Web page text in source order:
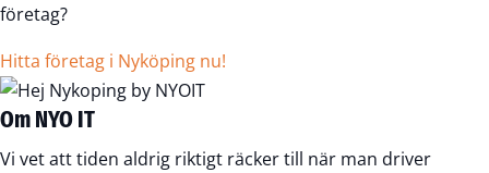
företag?
Hitta företag i Nyköping nu!
Om NYO IT
Vi vet att tiden aldrig riktigt räcker till när man driver